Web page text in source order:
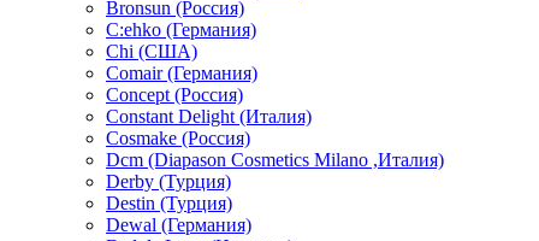
Bronsun (Россия)
C:ehko (Германия)
Chi (США)
Comair (Германия)
Concept (Россия)
Constant Delight (Италия)
Cosmake (Россия)
Dcm (Diapason Cosmetics Milano ,Италия)
Derby (Турция)
Destin (Турция)
Dewal (Германия)